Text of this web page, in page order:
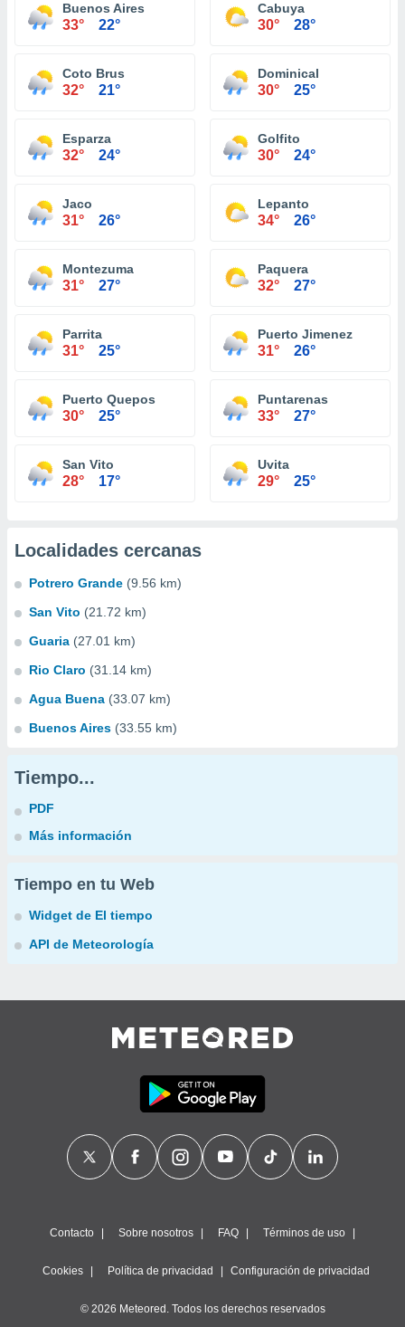
Buenos Aires
33° 22°
Cabuya
30° 28°
Coto Brus
32° 21°
Dominical
30° 25°
Esparza
32° 24°
Golfito
30° 24°
Jaco
31° 26°
Lepanto
34° 26°
Montezuma
31° 27°
Paquera
32° 27°
Parrita
31° 25°
Puerto Jimenez
31° 26°
Puerto Quepos
30° 25°
Puntarenas
33° 27°
San Vito
28° 17°
Uvita
29° 25°
Localidades cercanas
Potrero Grande (9.56 km)
San Vito (21.72 km)
Guaria (27.01 km)
Rio Claro (31.14 km)
Agua Buena (33.07 km)
Buenos Aires (33.55 km)
Tiempo...
PDF
Más información
Tiempo en tu Web
Widget de El tiempo
API de Meteorología
Contacto Sobre nosotros FAQ Términos de uso
Cookies Política de privacidad Configuración de privacidad
© 2026 Meteored. Todos los derechos reservados